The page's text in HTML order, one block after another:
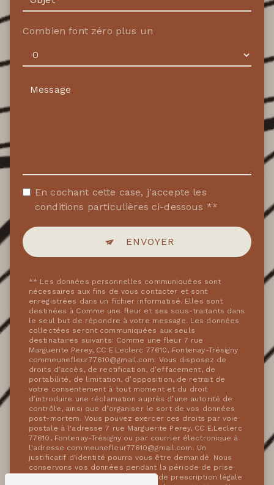
Combien font zéro plus un
En cochant cette case, j'accepte les
conditions particulières ci-dessous **
ENVOYER
** Les données personnelles communiquées sont
nécessaires aux fins de vous contacter et sont
enregistrées dans un fichier informatisé. Elles sont
destinées à Comme une fleur et ses sous-traitants dans
le seul but de répondre à votre message. Les données
collectées seront communiquées aux seuls
destinataires suivants: Comme une fleur 7 rue
Marguerite Perey, CC E.Leclerc 77610, Fontenay-Trésigny
commeunefleur77610@gmail.com. Vous disposez de
droits d’accès, de rectification, d’effacement, de
portabilité, de limitation, d’opposition, de retrait de
votre consentement à tout moment et du droit
d’introduire une réclamation auprès d’une autorité de
contrôle, ainsi que d’organiser le sort de vos données
post-mortem. Vous pouvez exercer ces droits par voie
postale à l'adresse 7 rue Marguerite Perey, CC E.Leclerc
77610, Fontenay-Trésigny ou par courrier électronique à
l'adresse commeunefleur77610@gmail.com. Un
justificatif d'identité pourra vous être demandé. Nous
conservons vos données pendant la période de prise
de contact puis pendant la durée de prescription légale